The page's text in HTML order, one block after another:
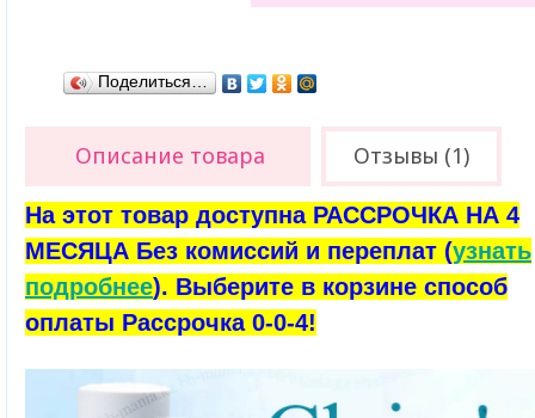
Поделиться…
Описание товара Отзывы (1)
На этот товар доступна РАССРОЧКА НА 4
МЕСЯЦА Без комиссий и переплат (узнать
подробнее). Выберите в корзине способ
оплаты Рассрочка 0-0-4!